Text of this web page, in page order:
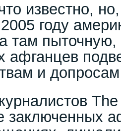
известно,
году
там
афганцев
и
заключенных